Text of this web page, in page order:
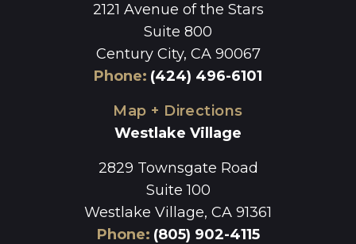
2121 Avenue of the Stars
Suite 800
Century City, CA 90067
Phone: (424) 496-6101
Map + Directions
Westlake Village
2829 Townsgate Road
Suite 100
Westlake Village, CA 91361
Phone: (805) 902-4115